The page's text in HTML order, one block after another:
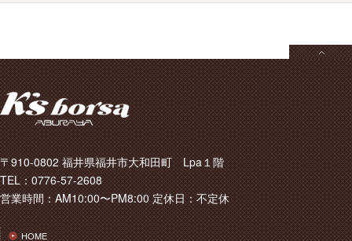
〒910-0802 福井県福井市大和田町 Lpa１階
TEL：0776-57-2608
営業時間：AM10:00〜PM8:00 定休日：不定休
HOME